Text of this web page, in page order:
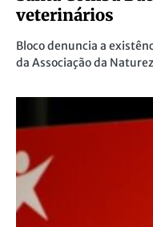
veterinários
Bloco denuncia a
da Associação da